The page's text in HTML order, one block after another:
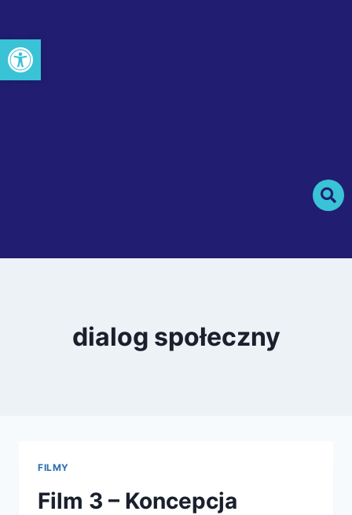
Otwórz pasek narzędzi
dialog społeczny
FILMY
Film 3 – Koncepcja